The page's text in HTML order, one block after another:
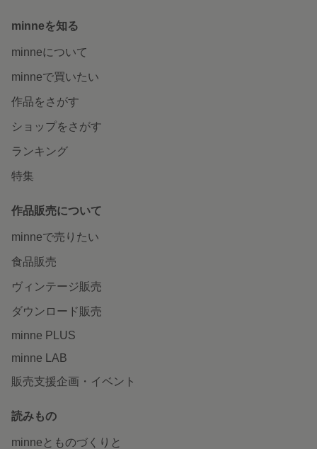
minneを知る
minneについて
minneで買いたい
作品をさがす
ショップをさがす
ランキング
特集
作品販売について
minneで売りたい
食品販売
ヴィンテージ販売
ダウンロード販売
minne PLUS
minne LAB
販売支援企画・イベント
読みもの
minneとものづくりと